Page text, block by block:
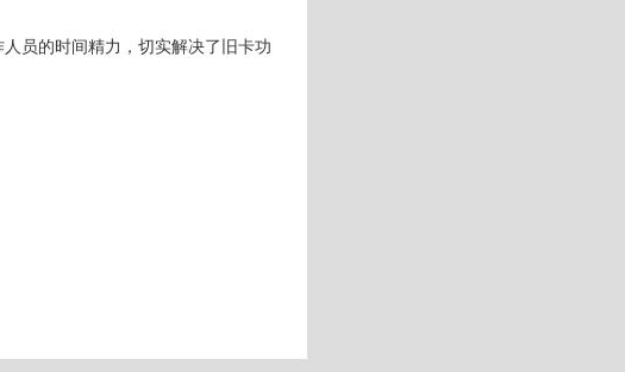
员的时间精力，切实解决了旧卡功